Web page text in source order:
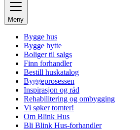
Meny
Bygge hus
Bygge hytte
Boliger til salgs
Finn forhandler
Bestill huskatalog
Byggeprosessen
Inspirasjon og råd
Rehabilitering og ombygging
Vi søker tomter!
Om Blink Hus
Bli Blink Hus-forhandler